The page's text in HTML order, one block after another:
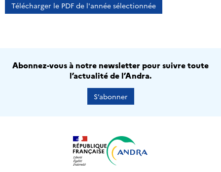
Télécharger le PDF de l'année sélectionnée
Abonnez-vous à notre newsletter pour suivre toute
l’actualité de l’Andra.
S’abonner